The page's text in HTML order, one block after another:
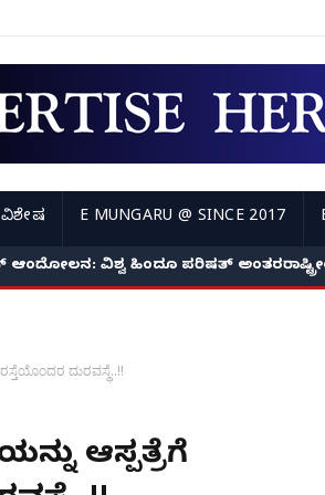
ವಿಶೇಷ E MUNGARU @ SINCE 2017
ಆಂದೋಲನ: ವಿಶ್ವ ಹಿಂದೂ ಪರಿಷತ್
ದುರವಸ್ಥೆ..!!
ಆಸ್ಪತ್ರೆಗೆ